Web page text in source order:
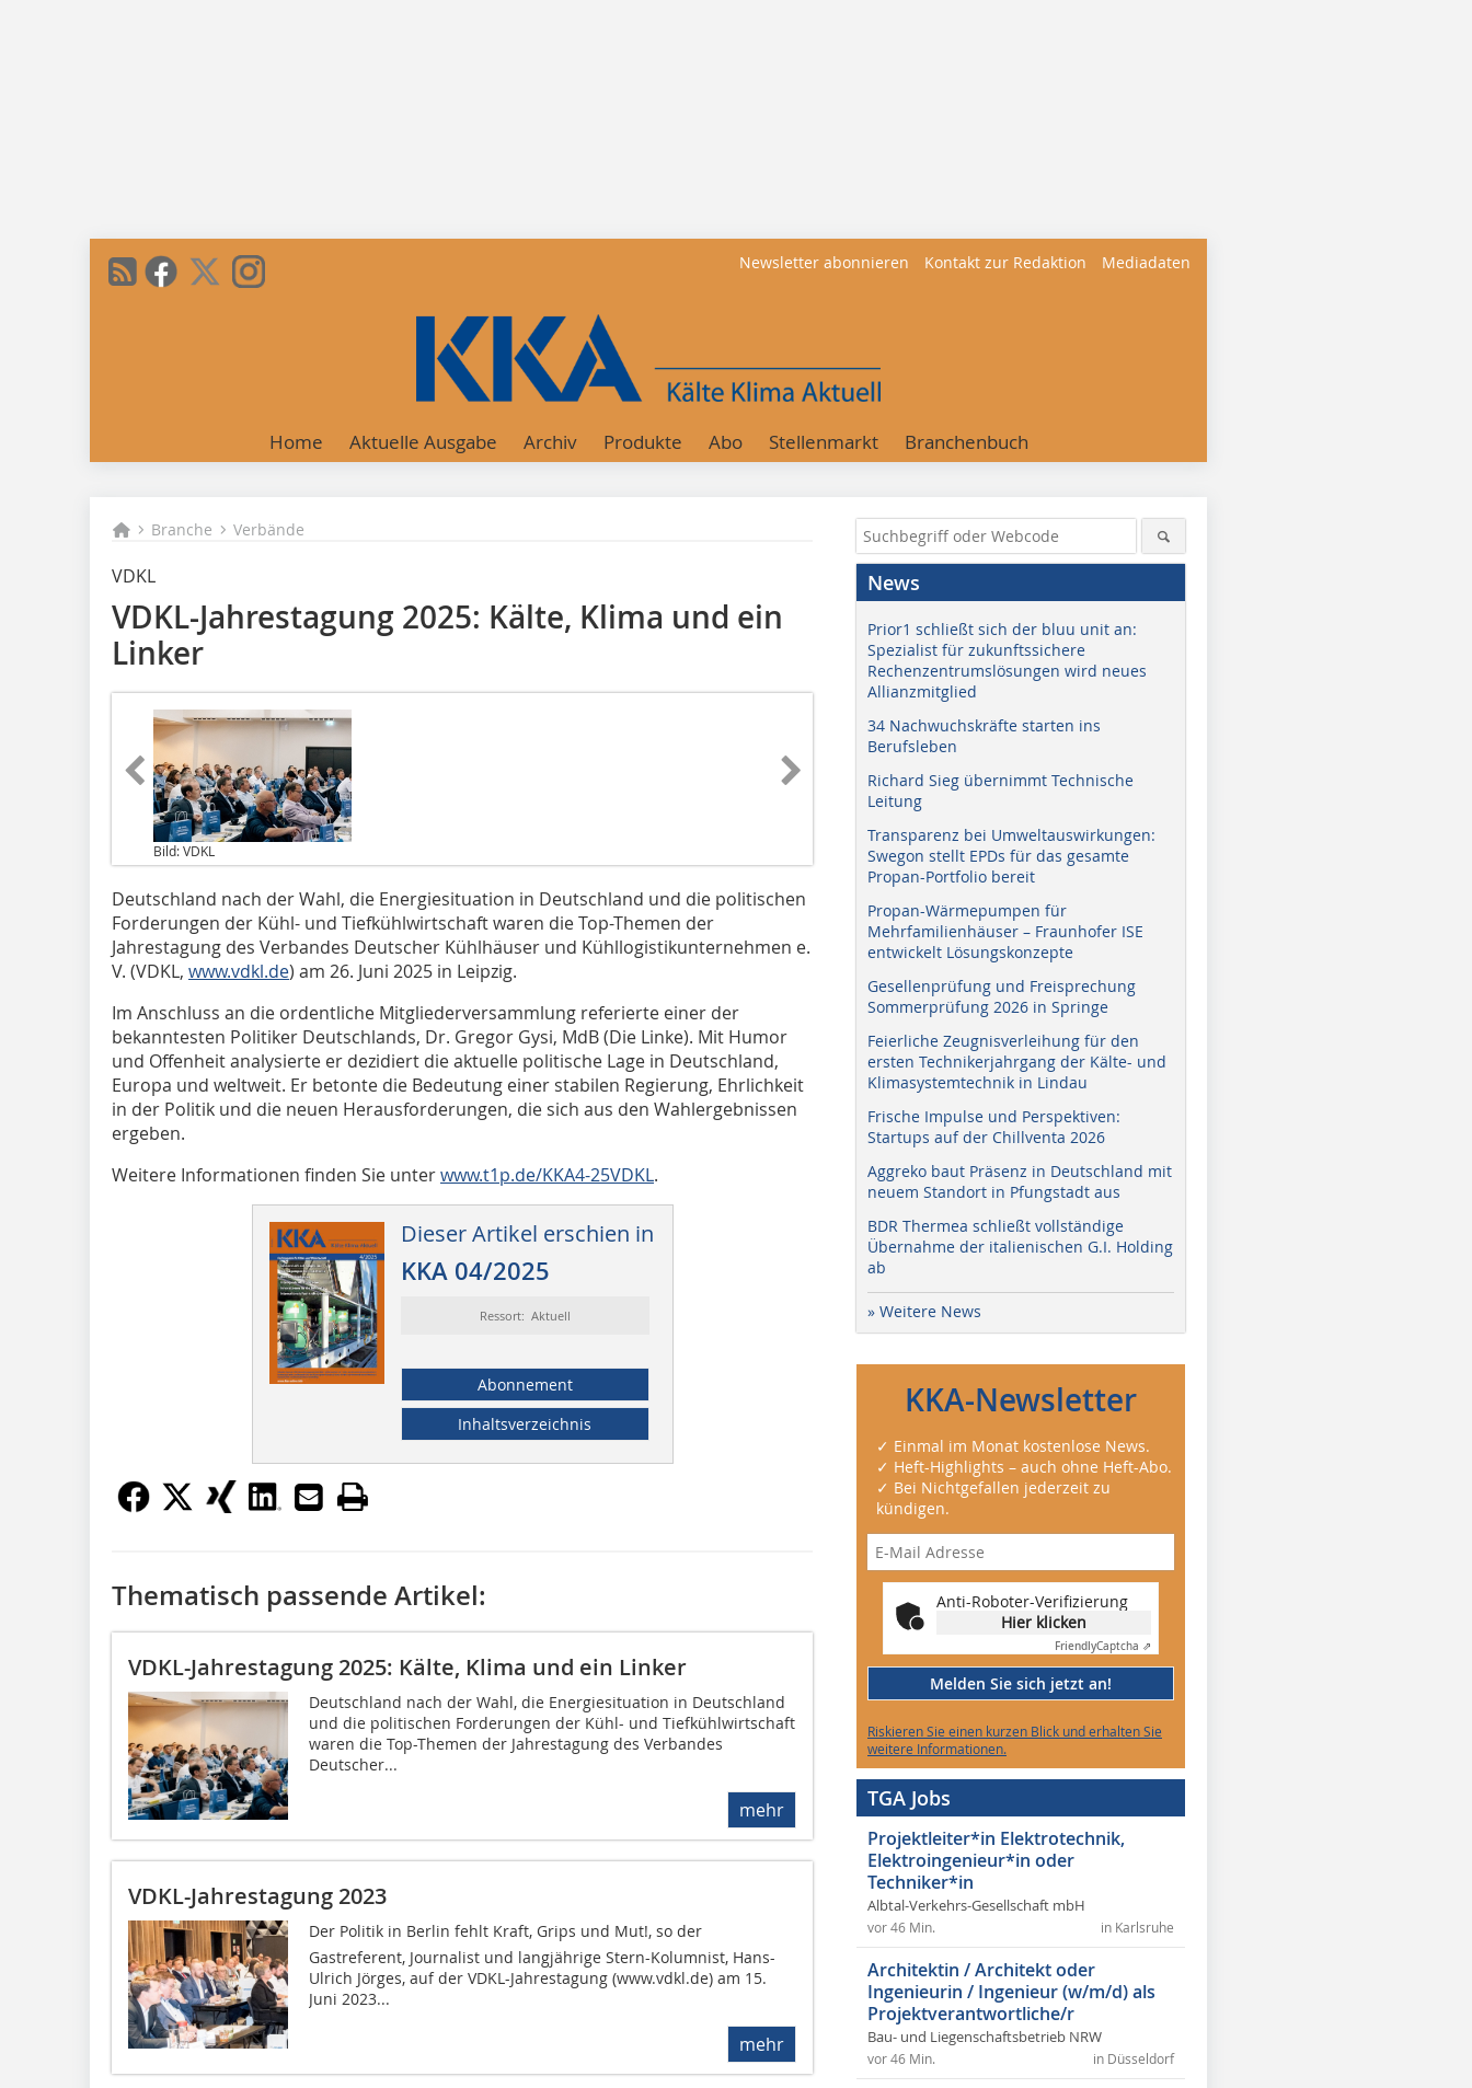
Newsletter abonnieren Kontakt zur Redaktion Mediadaten
Home Aktuelle Ausgabe Archiv Produkte Abo Stellenmarkt Branchenbuch
Branche Verbände
VDKL
VDKL-Jahrestagung 2025: Kälte, Klima und ein
Linker
Bild: VDKL
Deutschland nach der Wahl, die Energiesituation in Deutschland und die politischen
Forderungen der Kühl- und Tiefkühlwirtschaft waren die Top-Themen der
Jahrestagung des Verbandes Deutscher Kühlhäuser und Kühllogistikunternehmen e.
V. (VDKL, www.vdkl.de) am 26. Juni 2025 in Leipzig.
Im Anschluss an die ordentliche Mitgliederversammlung referierte einer der
bekanntesten Politiker Deutschlands, Dr. Gregor Gysi, MdB (Die Linke). Mit Humor
und Offenheit analysierte er dezidiert die aktuelle politische Lage in Deutschland,
Europa und weltweit. Er betonte die Bedeutung einer stabilen Regierung, Ehrlichkeit
in der Politik und die neuen Herausforderungen, die sich aus den Wahlergebnissen
ergeben.
Weitere Informationen finden Sie unterwww.t1p.de/KKA4-25VDKL.
Dieser Artikel erschien in
KKA 04/2025
Ressort: Aktuell
Abonnement
Inhaltsverzeichnis
Thematisch passende Artikel:
VDKL-Jahrestagung 2025: Kälte, Klima und ein Linker
Deutschland nach der Wahl, die Energiesituation in Deutschland
und die politischen Forderungen der Kühl- und Tiefkühlwirtschaft
waren die Top-Themen der Jahrestagung des Verbandes
Deutscher...
mehr
VDKL-Jahrestagung 2023
Der Politik in Berlin fehlt Kraft, Grips und Mut!, so der
Gastreferent, Journalist und langjährige Stern-Kolumnist, Hans-
Ulrich Jörges, auf der VDKL-Jahrestagung (www.vdkl.de) am 15.
Juni 2023...
mehr
News
Prior1 schließt sich der bluu unit an:
Spezialist für zukunftssichere
Rechenzentrumslösungen wird neues
Allianzmitglied
34 Nachwuchskräfte starten ins
Berufsleben
Richard Sieg übernimmt Technische
Leitung
Transparenz bei Umweltauswirkungen:
Swegon stellt EPDs für das gesamte
Propan-Portfolio bereit
Propan-Wärmepumpen für
Mehrfamilienhäuser – Fraunhofer ISE
entwickelt Lösungskonzepte
Gesellenprüfung und Freisprechung
Sommerprüfung 2026 in Springe
Feierliche Zeugnisverleihung für den
ersten Technikerjahrgang der Kälte- und
Klimasystemtechnik in Lindau
Frische Impulse und Perspektiven:
Startups auf der Chillventa 2026
Aggreko baut Präsenz in Deutschland mit
neuem Standort in Pfungstadt aus
BDR Thermea schließt vollständige
Übernahme der italienischen G.I. Holding
ab
» Weitere News
KKA-Newsletter
✓ Einmal im Monat kostenlose News.
✓ Heft-Highlights – auch ohne Heft-Abo.
✓ Bei Nichtgefallen jederzeit zu
kündigen.
Anti-Roboter-Verifizierung
Hier klicken
FriendlyCaptcha ⇗
Melden Sie sich jetzt an!
Riskieren Sie einen kurzen Blick und erhalten Sie
weitere Informationen.
TGA Jobs
Projektleiter*in Elektrotechnik,
Elektroingenieur*in oder
Techniker*in
Albtal-Verkehrs-Gesellschaft mbH
in Karlsruhe
vor 46 Min.
Architektin / Architekt oder
Ingenieurin / Ingenieur (w/m/d) als
Projektverantwortliche/r
Bau- und Liegenschaftsbetrieb NRW
in Düsseldorf
vor 46 Min.